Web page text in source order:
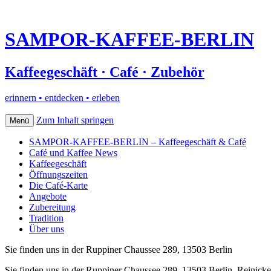
SAMPOR-KAFFEE-BERLIN
Kaffeegeschäft · Café · Zubehör
erinnern • entdecken • erleben
Menü Zum Inhalt springen
SAMPOR-KAFFEE-BERLIN – Kaffeegeschäft & Café
Café und Kaffee News
Kaffeegeschäft
Öffnungszeiten
Die Café-Karte
Angebote
Zubereitung
Tradition
Über uns
Sie finden uns in der Ruppiner Chaussee 289, 13503 Berlin